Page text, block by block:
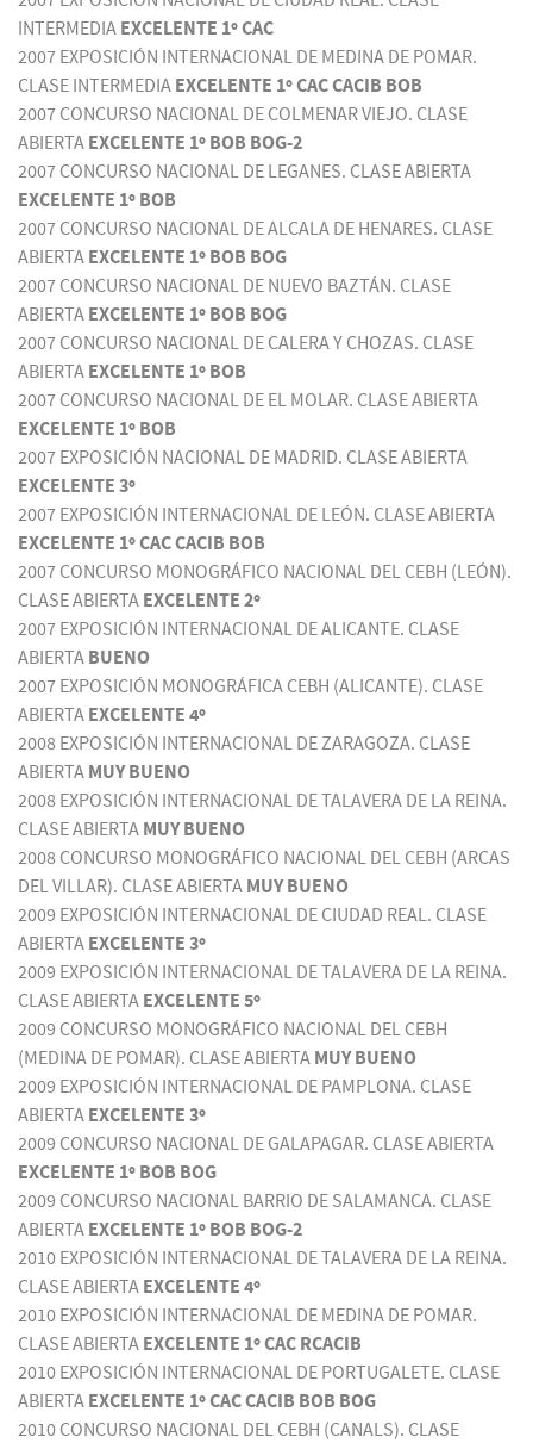
INTERMEDIA EXCELENTE 1º CAC
2007 EXPOSICIÓN INTERNACIONAL DE MEDINA DE POMAR.
CLASE INTERMEDIA EXCELENTE 1º CAC CACIB BOB
2007 CONCURSO NACIONAL DE COLMENAR VIEJO. CLASE
ABIERTA EXCELENTE 1º BOB BOG-2
2007 CONCURSO NACIONAL DE LEGANES. CLASE ABIERTA
EXCELENTE 1º BOB
2007 CONCURSO NACIONAL DE ALCALA DE HENARES. CLASE
ABIERTA EXCELENTE 1º BOB BOG
2007 CONCURSO NACIONAL DE NUEVO BAZTÁN. CLASE
ABIERTA EXCELENTE 1º BOB BOG
2007 CONCURSO NACIONAL DE CALERA Y CHOZAS. CLASE
ABIERTA EXCELENTE 1º BOB
2007 CONCURSO NACIONAL DE EL MOLAR. CLASE ABIERTA
EXCELENTE 1º BOB
2007 EXPOSICIÓN NACIONAL DE MADRID. CLASE ABIERTA
EXCELENTE 3º
2007 EXPOSICIÓN INTERNACIONAL DE LEÓN. CLASE ABIERTA
EXCELENTE 1º CAC CACIB BOB
2007 CONCURSO MONOGRÁFICO NACIONAL DEL CEBH (LEÓN).
CLASE ABIERTA EXCELENTE 2º
2007 EXPOSICIÓN INTERNACIONAL DE ALICANTE. CLASE
ABIERTA BUENO
2007 EXPOSICIÓN MONOGRÁFICA CEBH (ALICANTE). CLASE
ABIERTA EXCELENTE 4º
2008 EXPOSICIÓN INTERNACIONAL DE ZARAGOZA. CLASE
ABIERTA MUY BUENO
2008 EXPOSICIÓN INTERNACIONAL DE TALAVERA DE LA REINA.
CLASE ABIERTA MUY BUENO
2008 CONCURSO MONOGRÁFICO NACIONAL DEL CEBH (ARCAS
DEL VILLAR). CLASE ABIERTA MUY BUENO
2009 EXPOSICIÓN INTERNACIONAL DE CIUDAD REAL. CLASE
ABIERTA EXCELENTE 3º
2009 EXPOSICIÓN INTERNACIONAL DE TALAVERA DE LA REINA.
CLASE ABIERTA EXCELENTE 5º
2009 CONCURSO MONOGRÁFICO NACIONAL DEL CEBH
(MEDINA DE POMAR). CLASE ABIERTA MUY BUENO
2009 EXPOSICIÓN INTERNACIONAL DE PAMPLONA. CLASE
ABIERTA EXCELENTE 3º
2009 CONCURSO NACIONAL DE GALAPAGAR. CLASE ABIERTA
EXCELENTE 1º BOB BOG
2009 CONCURSO NACIONAL BARRIO DE SALAMANCA. CLASE
ABIERTA EXCELENTE 1º BOB BOG-2
2010 EXPOSICIÓN INTERNACIONAL DE TALAVERA DE LA REINA.
CLASE ABIERTA EXCELENTE 4º
2010 EXPOSICIÓN INTERNACIONAL DE MEDINA DE POMAR.
CLASE ABIERTA EXCELENTE 1º CAC RCACIB
2010 EXPOSICIÓN INTERNACIONAL DE PORTUGALETE. CLASE
ABIERTA EXCELENTE 1º CAC CACIB BOB BOG
2010 CONCURSO NACIONAL DEL CEBH (CANALS). CLASE